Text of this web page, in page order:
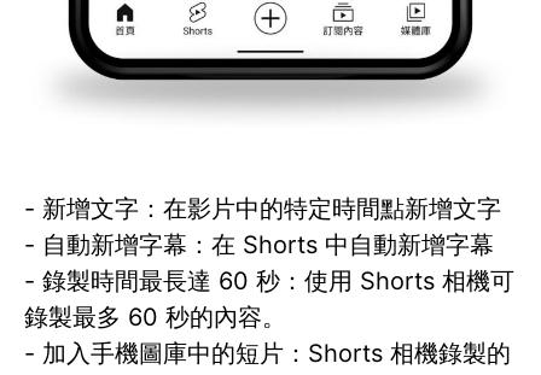
- 新增文字：在影片中的特定時間點新增文字
- 自動新增字幕：在 Shorts 中自動新增字幕
- 錄製時間最長達 60 秒：使用 Shorts 相機可
錄製最多 60 秒的內容。
- 加入手機圖庫中的短片：Shorts 相機錄製的